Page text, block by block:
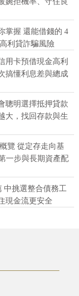
掌握 還能借錢的 4
利貸詐騙風險
用卡預借現金高利
搞懂利息差與總成
聰明選擇抵押貸款
大，找回存款與生
覽 從定存走向基
一步與長期資產配
中挑選整合債務工
現金流更安全